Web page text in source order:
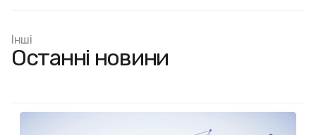
Інші
Останні новини